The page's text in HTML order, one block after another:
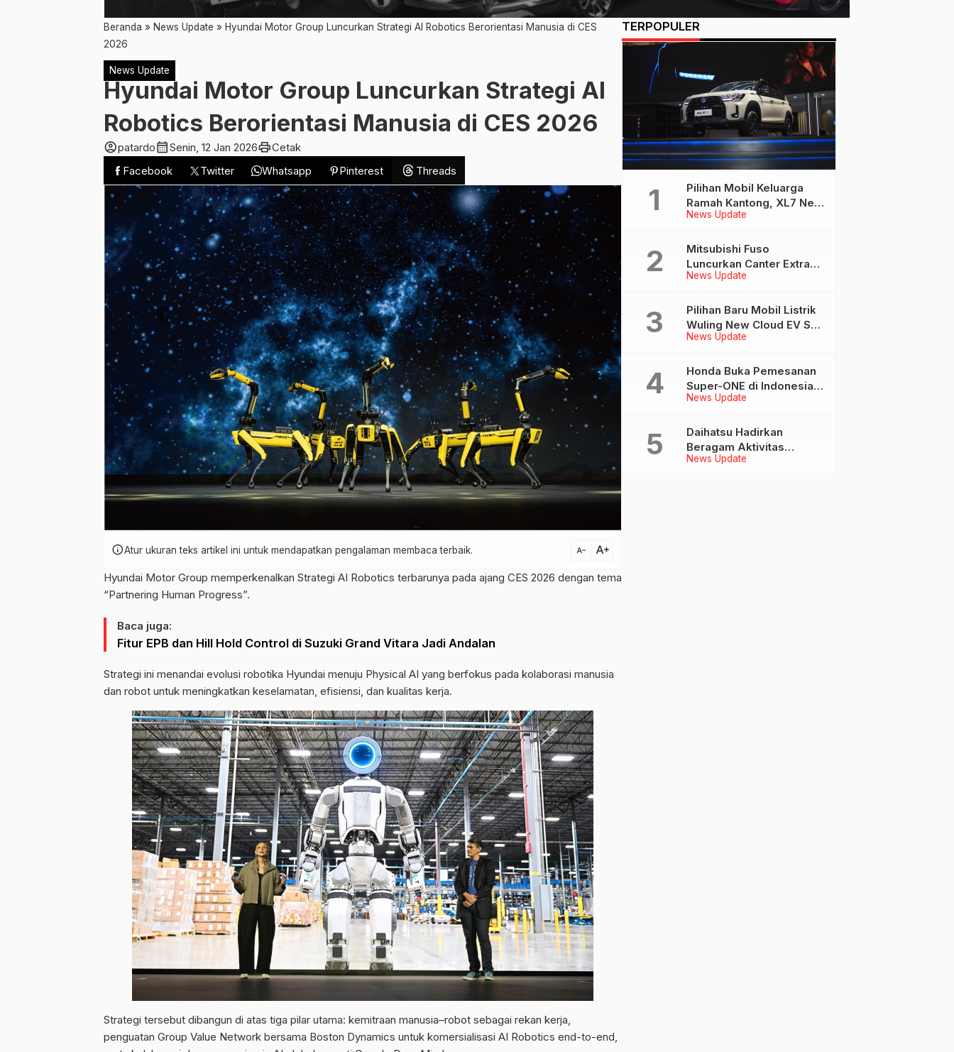
Beranda » News Update » Hyundai Motor Group Luncurkan Strategi AI Robotics Berorientasi Manusia di CES
2026
News Update
Hyundai Motor Group Luncurkan Strategi AI
Robotics Berorientasi Manusia di CES 2026
account_circlepatardocalendar_monthSenin, 12 Jan 2026printCetak
Facebook
Twitter Whatsapp Pinterest Threads
infoAtur ukuran teks artikel ini untuk mendapatkan pengalaman membaca terbaik. text_decrease text_increase
Hyundai Motor Group memperkenalkan Strategi AI Robotics terbarunya pada ajang CES 2026 dengan tema
“Partnering Human Progress”.
Baca juga:
Fitur EPB dan Hill Hold Control di Suzuki Grand Vitara Jadi Andalan
Strategi ini menandai evolusi robotika Hyundai menuju Physical AI yang berfokus pada kolaborasi manusia
dan robot untuk meningkatkan keselamatan, efisiensi, dan kualitas kerja.
Strategi tersebut dibangun di atas tiga pilar utama: kemitraan manusia–robot sebagai rekan kerja,
penguatan Group Value Network bersama Boston Dynamics untuk komersialisasi AI Robotics end-to-end,
TERPOPULER
News Update
Pilihan Mobil Keluarga
Ramah Kantong, XL7 New
Alpha Hybrid Bisa Jadi
News Update
Mitsubishi Fuso
Luncurkan Canter Extra
Long Bus di GIIAS 2026,
Pariwisata Indonesia
News Update
Pilihan Baru Mobil Listrik
Wuling New Cloud EV SE
Resmi Melantai di GIIAS
News Update
Honda Buka Pemesanan
Super-ONE di Indonesia,
Harga Mulai Rp 438 Juta
News Update
Daihatsu Hadirkan
Beragam Aktivitas
Interaktif dan Hiburan